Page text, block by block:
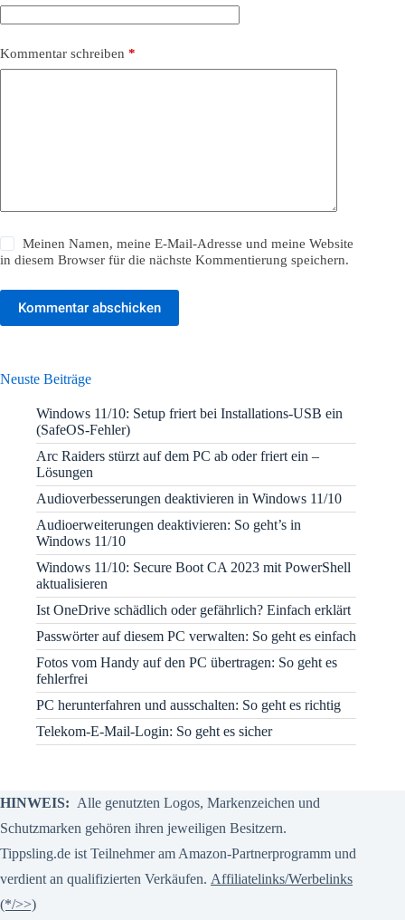
Kommentar schreiben *
Meinen Namen, meine E-Mail-Adresse und meine Website
in diesem Browser für die nächste Kommentierung speichern.
Kommentar abschicken
Neuste Beiträge
Windows 11/10: Setup friert bei Installations-USB ein
(SafeOS-Fehler)
Arc Raiders stürzt auf dem PC ab oder friert ein –
Lösungen
Audioverbesserungen deaktivieren in Windows 11/10
Audioerweiterungen deaktivieren: So geht’s in
Windows 11/10
Windows 11/10: Secure Boot CA 2023 mit PowerShell
aktualisieren
Ist OneDrive schädlich oder gefährlich? Einfach erklärt
Passwörter auf diesem PC verwalten: So geht es einfach
Fotos vom Handy auf den PC übertragen: So geht es
fehlerfrei
PC herunterfahren und ausschalten: So geht es richtig
Telekom-E-Mail-Login: So geht es sicher
HINWEIS: Alle genutzten Logos, Markenzeichen und
Schutzmarken gehören ihren jeweiligen Besitzern.
Tippsling.de ist Teilnehmer am Amazon-Partnerprogramm und
verdient an qualifizierten Verkäufen. Affiliatelinks/Werbelinks
(*/>>)